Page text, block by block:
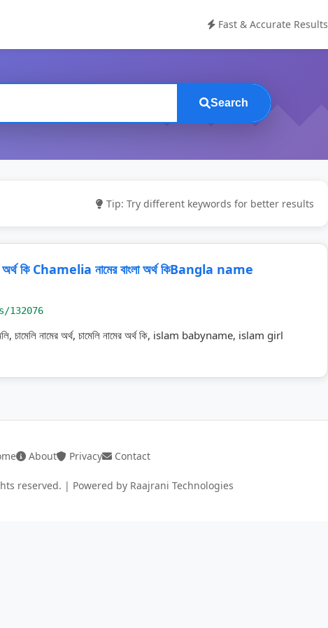
Fast & Accurate Results
Search
Tip: Try different keywords for better results
কি Chamelia নামের বাংলা অর্থ কিBangla name
132076
নামের অর্থ, চামেলি নামের অর্থ কি, islam babyname, islam girl
About Privacy Contact
reserved. | Powered by Raajrani Technologies